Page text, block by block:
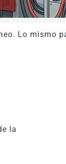
Lo mismo
la